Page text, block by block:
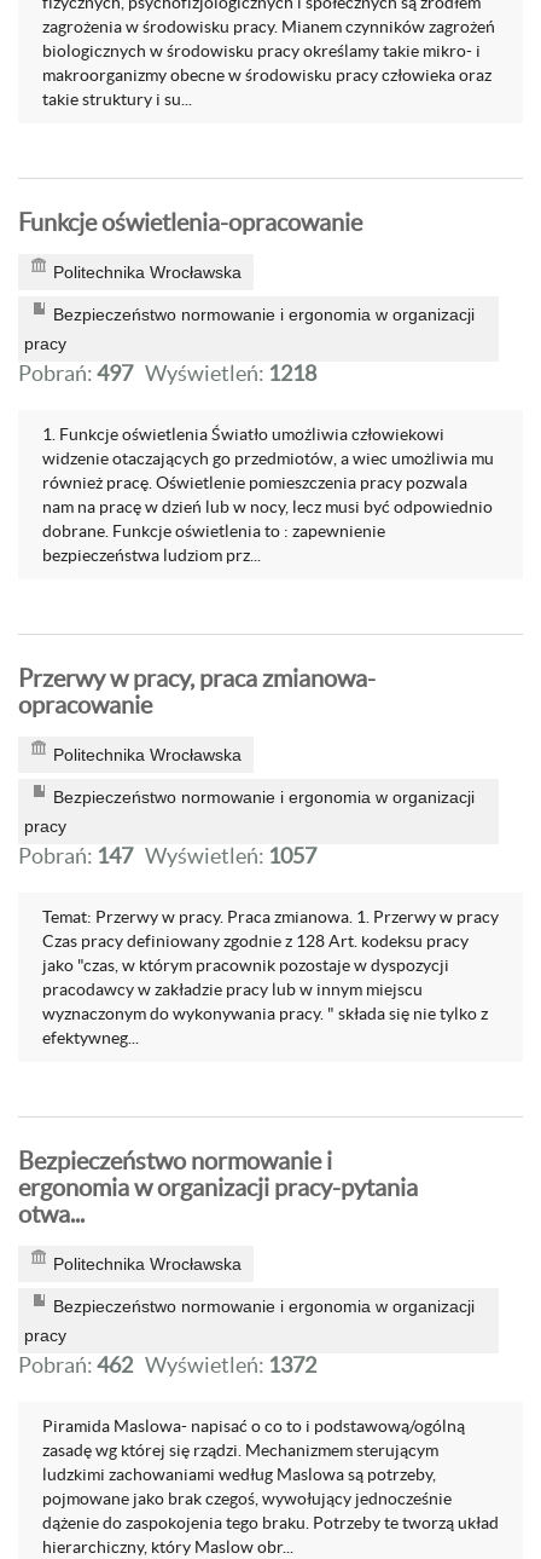
zagrożenia w środowisku pracy. Mianem czynników zagrożeń
biologicznych w środowisku pracy określamy takie mikro- i
makroorganizmy obecne w środowisku pracy człowieka oraz
takie struktury i su...
Funkcje oświetlenia-opracowanie
Politechnika Wrocławska
Bezpieczeństwo normowanie i ergonomia w organizacji
pracy
Pobrań:497 Wyświetleń: 1218
1. Funkcje oświetlenia Światło umożliwia człowiekowi
widzenie otaczających go przedmiotów, a wiec umożliwia mu
również pracę. Oświetlenie pomieszczenia pracy pozwala
nam na pracę w dzień lub w nocy, lecz musi być odpowiednio
dobrane. Funkcje oświetlenia to : zapewnienie
bezpieczeństwa ludziom prz...
Przerwy w pracy, praca zmianowa-
opracowanie
Politechnika Wrocławska
Bezpieczeństwo normowanie i ergonomia w organizacji
pracy
Pobrań: 147 Wyświetleń: 1057
Temat: Przerwy w pracy. Praca zmianowa. 1. Przerwy w pracy
Czas pracy definiowany zgodnie z 128 Art. kodeksu pracy
jako "czas, w którym pracownik pozostaje w dyspozycji
pracodawcy w zakładzie pracy lub w innym miejscu
wyznaczonym do wykonywania pracy. " składa się nie tylko z
efektywneg...
Bezpieczeństwo normowanie i
ergonomia w organizacji pracy-pytania
otwa...
Politechnika Wrocławska
Bezpieczeństwo normowanie i ergonomia w organizacji
pracy
Pobrań:462 Wyświetleń: 1372
Piramida Maslowa- napisać o co to i podstawową/ogólną
zasadę wg której się rządzi. Mechanizmem sterującym
ludzkimi zachowaniami według Maslowa są potrzeby,
pojmowane jako brak czegoś, wywołujący jednocześnie
dążenie do zaspokojenia tego braku. Potrzeby te tworzą układ
hierarchiczny, który Maslow obr...